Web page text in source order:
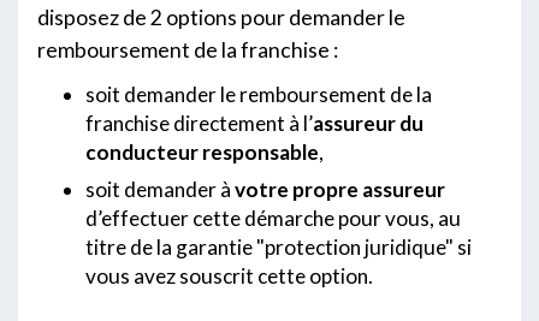
disposez de 2 options pour demander le
remboursement de la franchise :
soit demander le remboursement de la
franchise directement à l’assureur du
conducteur responsable,
soit demander àvotre propre assureur
d’effectuer cette démarche pour vous, au
titre de la garantie "protection juridique" si
vous avez souscrit cette option.